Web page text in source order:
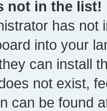
not in the list!
has not
into your
can install
not exist,
can be found